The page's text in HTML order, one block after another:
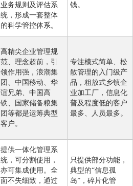
业务规则及评估系
统，形成一套整体
的科学管控体系。
钱。
高精尖企业管理规
范、理念超前，引
领作用强，浪潮集
团、中国移动、华
谊兄弟、中国高
铁、国家储备粮集
团等都是运筹典型
客户。
专注模式简单、松
散管理的入门级产
品，粗放式乡镇企
业加工厂，信息化
普及程度低的客户
最多、人员最多。
提供一体化管理系
统，可分割使用，
亦可集成使用。全
面不失细致，通过
只提供部分功能，
典型的“信息孤
岛”，碎片化管